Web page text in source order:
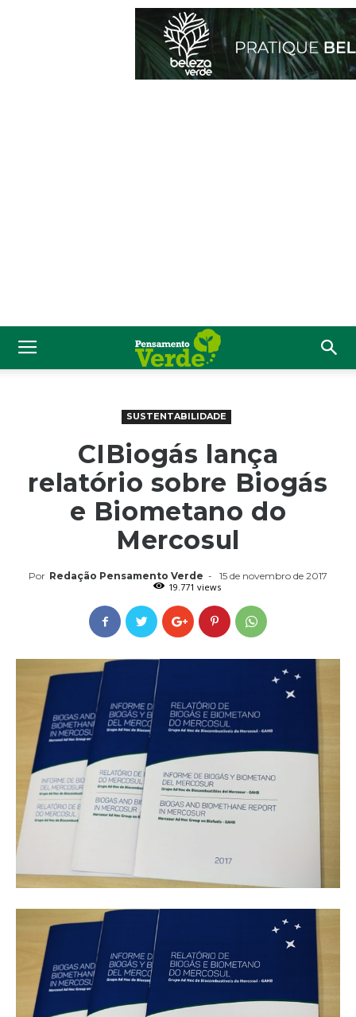
SUSTENTABILIDADE
CIBiogás lança
relatório sobre Biogás
e Biometano do
Mercosul
Por Redação Pensamento Verde -
15 de novembro de 2017
19.771 views